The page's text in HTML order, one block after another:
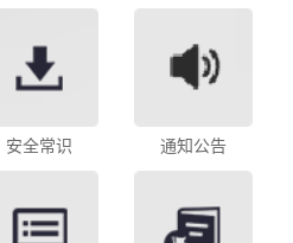
安全常识 通知公告